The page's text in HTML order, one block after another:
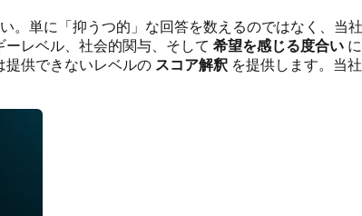
。単に「抑うつ的」な回答を数えるのではなく、当
レベル、社会的関与、そして 希望を感じる度合い
提供できないレベルの スコア解釈 を提供します。当